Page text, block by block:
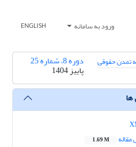
ورود به سامانه ENGLISH
دوره 8، شماره 25
پاییز 1404
ها
1.69 M